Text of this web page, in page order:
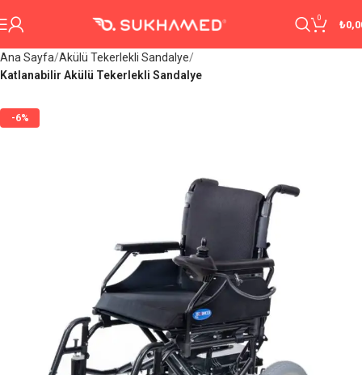
0
₺
Ana Sayfa Akülü Tekerlekli Sandalye
Katlanabilir Akülü Tekerlekli Sandalye
-6%